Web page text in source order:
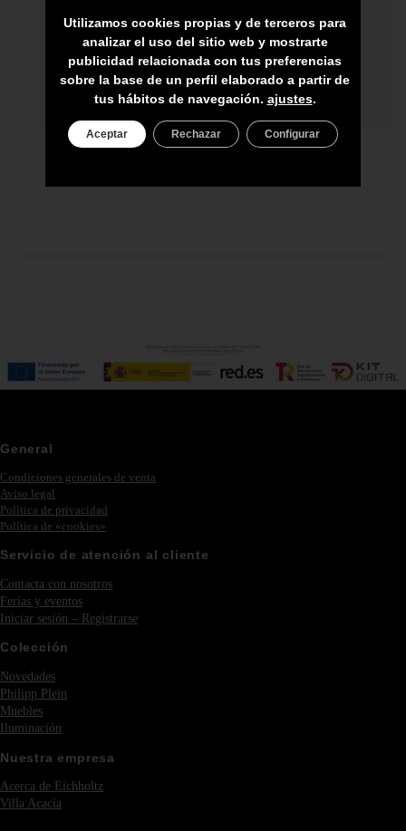
ENVÍO A TODA CANARIAS
ASESORAMIENTO PERSONAL
PRECIO DEL PRODUCTO NO INCLUYE
IGIC
General
Condiciones generales de venta
Aviso legal
Política de privacidad
Política de «cookies»
Servicio de atención al cliente
Contacta con nosotros
Ferias y eventos
Iniciar sesión – Registrarse
Colección
Novedades
Philipp Plein
Muebles
Iluminación
Nuestra empresa
Acerca de Eichholtz
Villa Acacia
Utilizamos cookies propias y de terceros para
analizar el uso del sitio web y mostrarte
publicidad relacionada con tus preferencias
sobre la base de un perfil elaborado a partir de
tus hábitos de navegación. ajustes.
Aceptar Rechazar Configurar